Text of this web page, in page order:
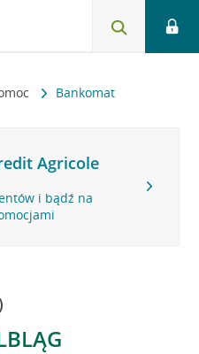
Bankomat
Agricole
i bądź na